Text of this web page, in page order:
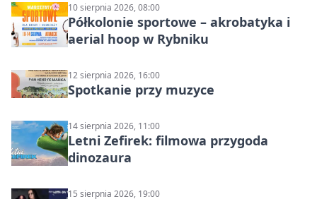
10 sierpnia 2026, 08:00
Półkolonie sportowe – akrobatyka i
aerial hoop w Rybniku
12 sierpnia 2026, 16:00
Spotkanie przy muzyce
14 sierpnia 2026, 11:00
Letni Zefirek: filmowa przygoda
dinozaura
15 sierpnia 2026, 19:00